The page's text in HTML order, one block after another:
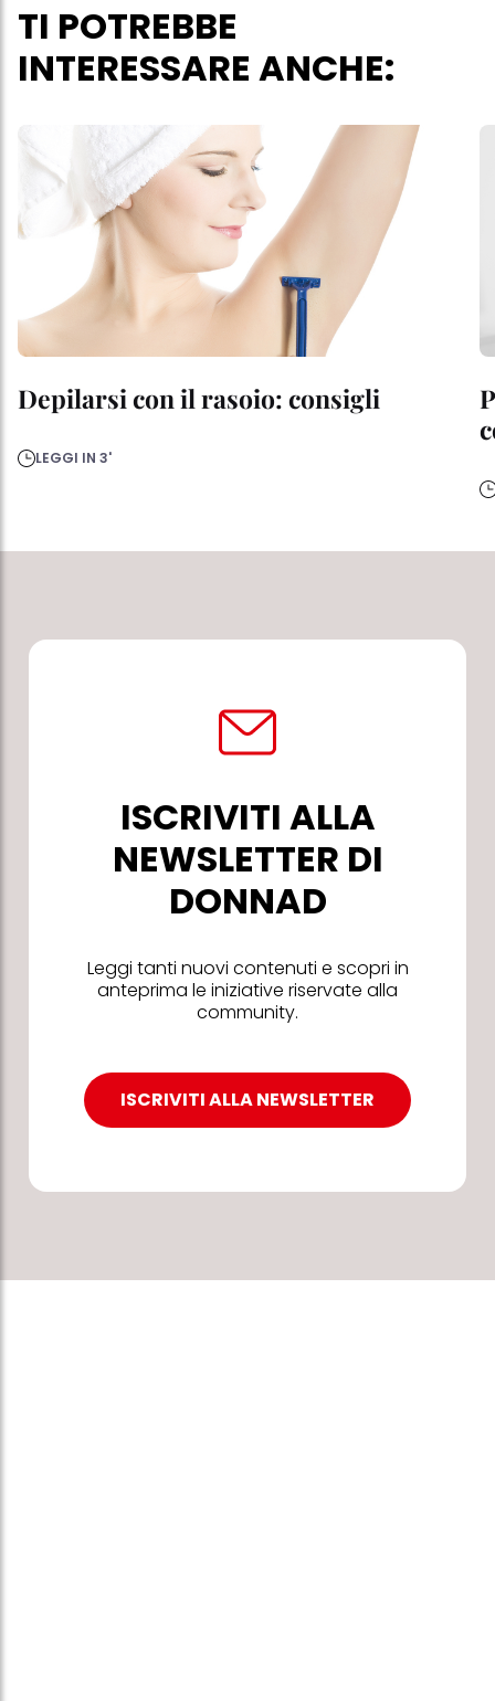
TI POTREBBE
INTERESSARE ANCHE:
Depilarsi con il rasoio: consigli
LEGGI IN 3'
ISCRIVITI ALLA
NEWSLETTER DI
DONNAD
Leggi tanti nuovi contenuti e scopri in
anteprima le iniziative riservate alla
community.
ISCRIVITI ALLA NEWSLETTER